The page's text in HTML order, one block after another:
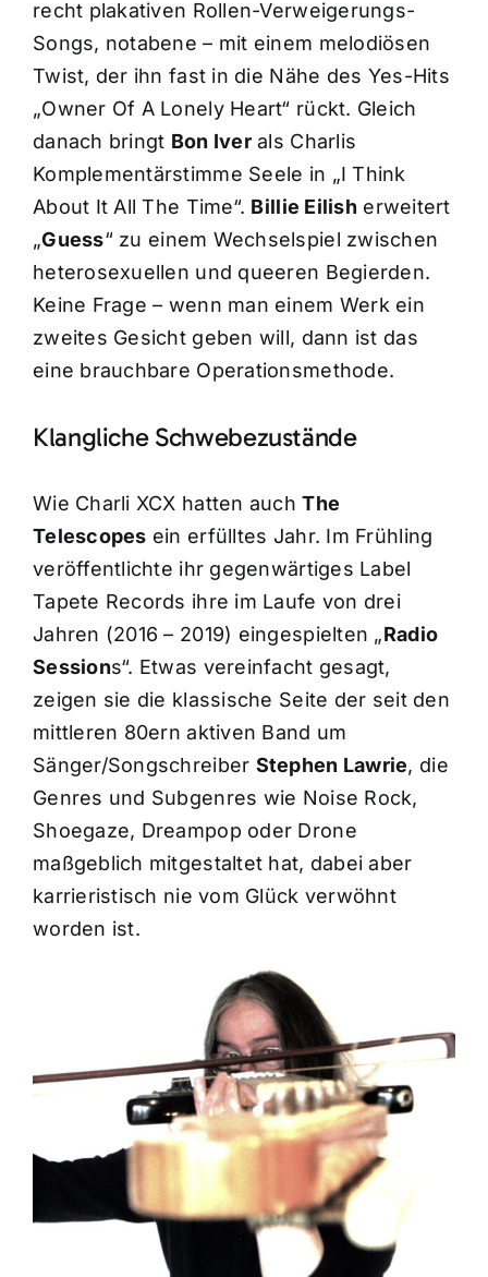
recht plakativen Rollen-Verweigerungs-
Songs, notabene – mit einem melodiösen
Twist, der ihn fast in die Nähe des Yes-Hits
„Owner Of A Lonely Heart“ rückt. Gleich
danach bringt Bon Iverals Charlis
Komplementärstimme Seele in „I Think
About It All The Time“. Billie Eilish erweitert
„Guess“ zu einem Wechselspiel zwischen
heterosexuellen und queeren Begierden.
Keine Frage – wenn man einem Werk ein
zweites Gesicht geben will, dann ist das
eine brauchbare Operationsmethode.
Klangliche Schwebezustände
Wie Charli XCX hatten auchThe
Telescopes ein erfülltes Jahr. Im Frühling
veröffentlichte ihr gegenwärtiges Label
Tapete Records ihre im Laufe von drei
Jahren (2016 – 2019) eingespielten „Radio
Sessions“. Etwas vereinfacht gesagt,
zeigen sie die klassische Seite der seit den
mittleren 80ern aktiven Band um
Sänger/Songschreiber Stephen Lawrie, die
Genres und Subgenres wie Noise Rock,
Shoegaze, Dreampop oder Drone
maßgeblich mitgestaltet hat, dabei aber
karrieristisch nie vom Glück verwöhnt
worden ist.